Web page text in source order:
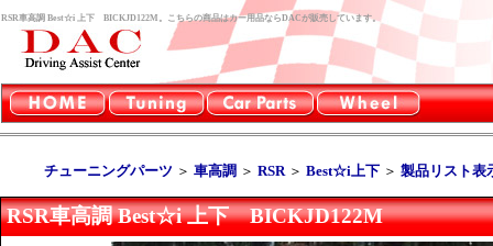
RSR車高調 Best☆i 上下 BICKJD122M。こちらの商品はカー用品ならDACが販売しています。
チューニングパーツ ＞ 車高調 ＞ RSR＞ Best☆i上下 ＞ 製品リスト表
RSR車高調 Best☆i 上下 BICKJD122M